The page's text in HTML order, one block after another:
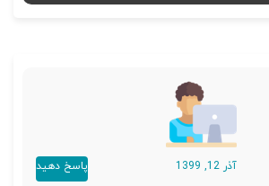
آذر 12, 1399 پاسخ دهید